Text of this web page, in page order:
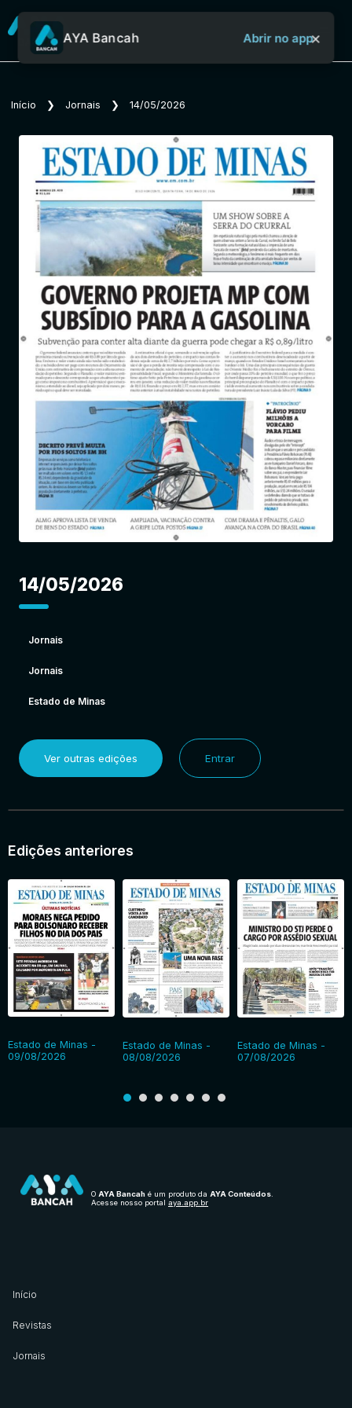
Sobre o Aya Bancah
Início
Revistas
Notícias
Entrar
AYA Bancah Abrir no app×
Início ❯ Jornais ❯ 14/05/2026
14/05/2026
Jornais
Jornais
Estado de Minas
Ver outras edições Entrar
Edições anteriores
Estado de Minas -
09/08/2026
Estado de Minas -
08/08/2026
Estado de Minas -
07/08/2026
O AYA Bancah é um produto da AYA Conteúdos
Acesse nosso portal aya.app.br
Início
Revistas
Jornais